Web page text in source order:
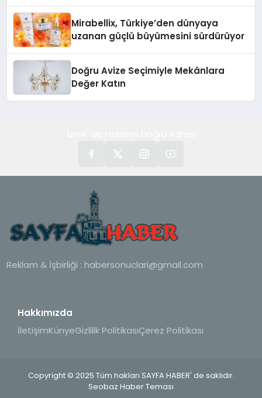
Mirabellix, Türkiye’den dünyaya
uzanan güçlü büyümesini sürdürüyor
Doğru Avize Seçimiyle Mekânlara
Değer Katın
Reklam & İşbirliği : habersonuclari@gmail.com
Hakkımızda
İletişimKünyeGizlilik PolitikasıÇerez Politikası
Copyright © 2025 Tüm hakları SAYFA HABER' de saklıdır.
Seobaz Haber Teması